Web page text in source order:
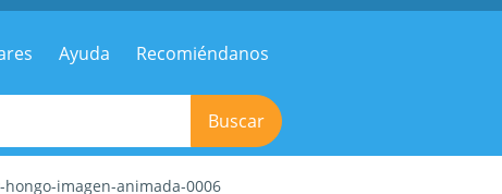
Ayuda Recomiéndanos
Buscar
imagen-animada-0006